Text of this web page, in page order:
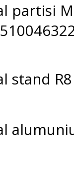
partisi
stand